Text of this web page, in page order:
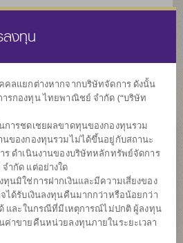
ข้อมูลกองทุน
ลงทุน
คลแยกต่างหากจากบริษัทจัดการ ดังนั้น
รกองทุน ไทยพาณิชย์ จำกัด (“บริษัท
การชดเชยผลขาดทุนของกองทุนรวม
นของกองทุนรวมไม่ได้ขึ้นอยู่กับสถานะ
ร ดำเนินงานของบริษัทหลักทรัพย์จัดการ
ำกัด แต่อย่างใด
นมิใช่การฝากเงินและมีความเสี่ยงของ
ได้รับเงินลงทุนคืนมากกว่าหรือน้อยกว่า
ด้ และในกรณีที่มีเหตุการณ์ไม่ปกติ ผู้ลงทุน
ค่าขายคืนหน่วยลงทุนภายในระยะเวลา